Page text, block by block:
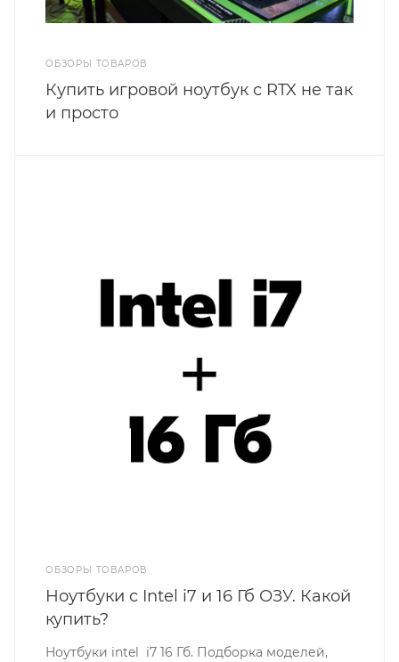
ОБЗОРЫ ТОВАРОВ
Купить игровой ноутбук с RTX не так
и просто
ОБЗОРЫ ТОВАРОВ
Ноутбуки с Intel i7 и 16 Гб ОЗУ. Какой
купить?
Ноутбуки intel i7 16 Гб. Подборка моделей,